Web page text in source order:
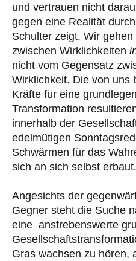
und vertrauen nicht
gegen eine Realität
Schulter zeigt. Wir
zwischen Wirklichkeiten
nicht vom Gegensatz
Wirklichkeit. Die von uns
Kräfte für eine
Transformation
innerhalb der
edelmütigen
Schwärmen für das
sich an sich selbst erbaut.
Angesichts der
Gegner steht die Suche
eine anstrebenswerte
Gras wachsen zu hören,